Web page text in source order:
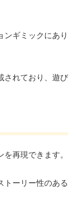
ンギミックにあり
されており、遊び
再現できます。
トーリー性のある